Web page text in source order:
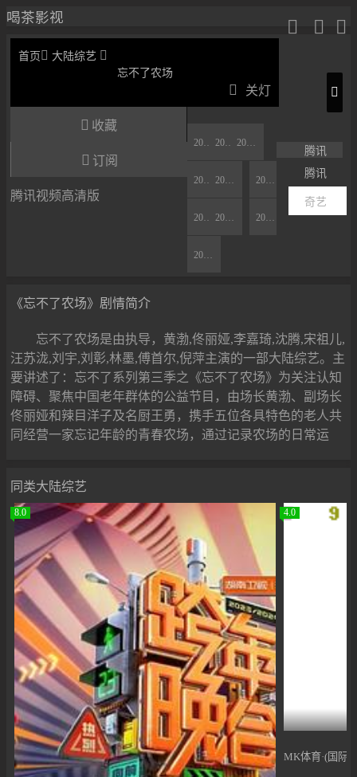



喝茶影视
首页  大陆综艺 
忘不了农场
 关灯
 收藏
 订阅
腾讯
腾讯
奇艺
腾讯视频高清版
20211209第1期 20211216第2期 20211223第3期
20211230第4期
20220106第5期 20220113第6期
20220120第7期 20220127第8期
20220203第9期
20220210第10期
《忘不了农场》剧情简介
忘不了农场是由执导，黄渤,佟丽娅,李嘉琦,沈腾,宋祖儿,
汪苏泷,刘宇,刘彰,林墨,傅首尔,倪萍主演的一部大陆综艺。主
要讲述了：忘不了系列第三季之《忘不了农场》为关注认知
障碍、聚焦中国老年群体的公益节目，由场长黄渤、副场长
佟丽娅和辣目洋子及名厨王勇，携手五位各具特色的老人共
同经营一家忘记年龄的青春农场，通过记录农场的日常运
同类大陆综艺
8.0 4.0
MK体育·(国际)